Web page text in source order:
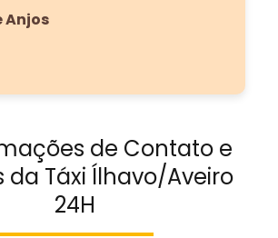
Anjos
de Contato e
da Táxi Ílhavo/Aveiro
24H